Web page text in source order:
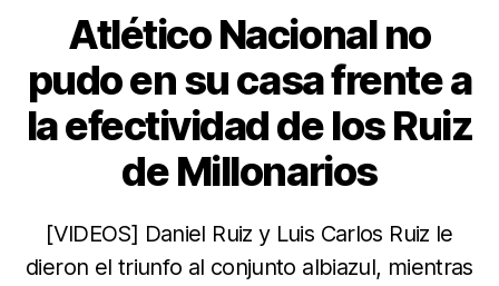
Atlético Nacional no
pudo en su casa frente a
la efectividad de los Ruiz
de Millonarios
[VIDEOS] Daniel Ruiz y Luis Carlos Ruiz le
dieron el triunfo al conjunto albiazul, mientras